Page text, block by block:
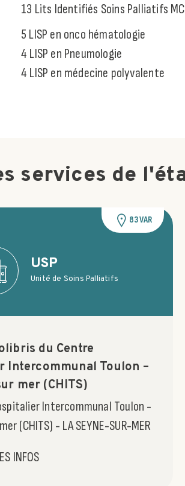
13 Lits Identifiés Soins Palliatifs
5 LISP en onco hématologie
4 LISP en Pneumologie
4 LISP en médecine polyvalente
services de
83 VAR
USP
Unité de Soins Palliatifs
du Centre
Intercommunal Toulon –
mer (CHITS)
Intercommunal Toulon -
(CHITS) - LA SEYNE-SUR-MER
INFOS